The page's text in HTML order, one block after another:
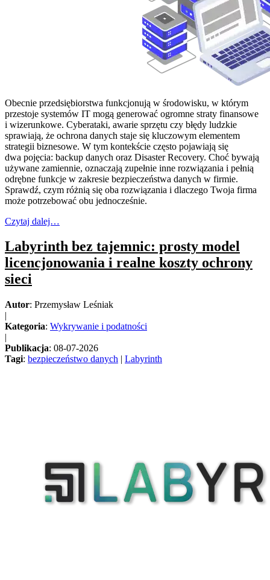
Obecnie przedsiębiorstwa funkcjonują w środowisku, w którym
przestoje systemów IT mogą generować ogromne straty finansowe
i wizerunkowe. Cyberataki, awarie sprzętu czy błędy ludzkie
sprawiają, że ochrona danych staje się kluczowym elementem
strategii biznesowe. W tym kontekście często pojawiają się
dwa pojęcia: backup danych oraz Disaster Recovery. Choć bywają
używane zamiennie, oznaczają zupełnie inne rozwiązania i pełnią
odrębne funkcje w zakresie bezpieczeństwa danych w firmie.
Sprawdź, czym różnią się oba rozwiązania i dlaczego Twoja firma
może potrzebować obu jednocześnie.
Czytaj dalej…
Labyrinth bez tajemnic: prosty model
licencjonowania i realne koszty ochrony
sieci
Autor: Przemysław Leśniak
|
Kategoria: Wykrywanie i podatności
|
Publikacja: 08-07-2026
Tagi: bezpieczeństwo danych | Labyrinth